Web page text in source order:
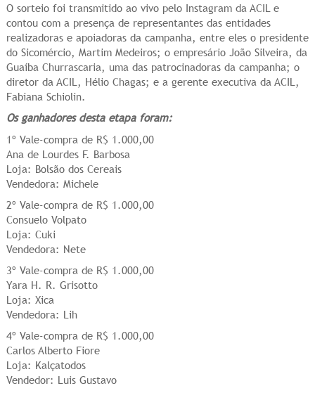
O sorteio foi transmitido ao vivo pelo Instagram da ACIL e
contou com a presença de representantes das entidades
realizadoras e apoiadoras da campanha, entre eles o presidente
do Sicomércio, Martim Medeiros; o empresário João Silveira, da
Guaíba Churrascaria, uma das patrocinadoras da campanha; o
diretor da ACIL, Hélio Chagas; e a gerente executiva da ACIL,
Fabiana Schiolin.
Os ganhadores desta etapa foram:
1º Vale-compra de R$ 1.000,00
Ana de Lourdes F. Barbosa
Loja: Bolsão dos Cereais
Vendedora: Michele
2º Vale-compra de R$ 1.000,00
Consuelo Volpato
Loja: Cuki
Vendedora: Nete
3º Vale-compra de R$ 1.000,00
Yara H. R. Grisotto
Loja: Xica
Vendedora: Lih
4º Vale-compra de R$ 1.000,00
Carlos Alberto Fiore
Loja: Kalçatodos
Vendedor: Luis Gustavo